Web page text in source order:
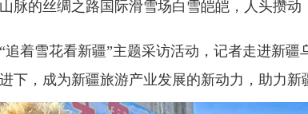
丝绸之路国际滑雪场白雪皑皑，人头攒动
雪花看新疆”主题采访活动，记者走进新疆
，成为新疆旅游产业发展的新动力，助力新